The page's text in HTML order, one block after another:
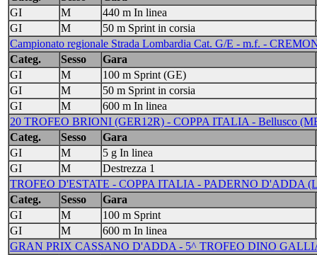
GI
M
440 m In linea
GI
M
50 m Sprint in corsia
Campionato regionale Strada Lombardia Cat. G/E - m.f. -
Categ.
Sesso
Gara
GI
M
100 m Sprint (GE)
GI
M
50 m Sprint in corsia
GI
M
600 m In linea
20 TROFEO BRIONI (GER12R) - COPPA ITALIA - Bellusco
Categ.
Sesso
Gara
GI
M
5 g In linea
GI
M
Destrezza 1
TROFEO D'ESTATE - COPPA ITALIA - PADERNO D'ADDA
Categ.
Sesso
Gara
GI
M
100 m Sprint
GI
M
600 m In linea
GRAN PRIX CASSANO D'ADDA - 5^ TROFEO DINO